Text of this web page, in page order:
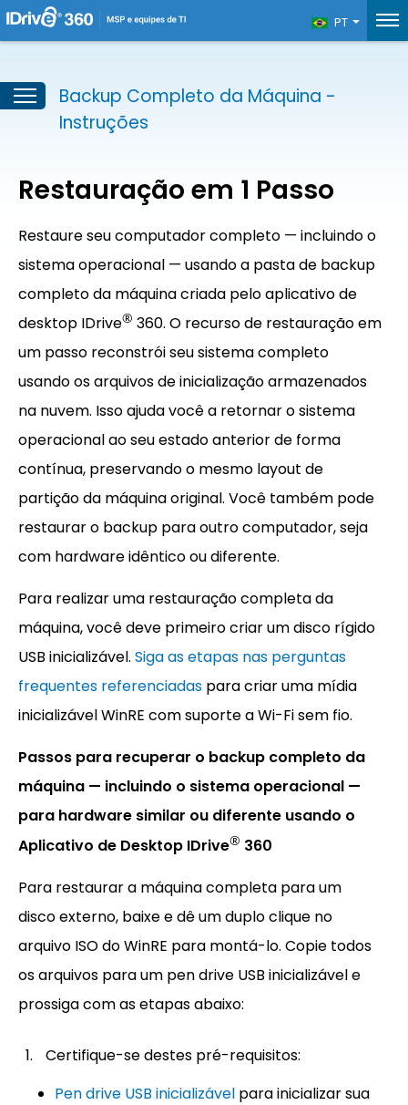
PT
Backup Completo da Máquina -
Instruções
Restauração em 1 Passo
Restaure seu computador completo — incluindo o
sistema operacional — usando a pasta de backup
completo da máquina criada pelo aplicativo de
desktop IDrive® 360. O recurso de restauração em
um passo reconstrói seu sistema completo
usando os arquivos de inicialização armazenados
na nuvem. Isso ajuda você a retornar o sistema
operacional ao seu estado anterior de forma
contínua, preservando o mesmo layout de
partição da máquina original. Você também pode
restaurar o backup para outro computador, seja
com hardware idêntico ou diferente.
Para realizar uma restauração completa da
máquina, você deve primeiro criar um disco rígido
USB inicializável. Siga as etapas nas perguntas
frequentes referenciadas para criar uma mídia
inicializável WinRE com suporte a Wi-Fi sem fio.
Passos para recuperar o backup completo da
máquina — incluindo o sistema operacional —
para hardware similar ou diferente usando o
Aplicativo de Desktop IDrive® 360
Para restaurar a máquina completa para um
disco externo, baixe e dê um duplo clique no
arquivo ISO do WinRE para montá-lo. Copie todos
os arquivos para um pen drive USB inicializável e
prossiga com as etapas abaixo:
Certifique-se destes pré-requisitos:
Pen drive USB inicializável para inicializar sua